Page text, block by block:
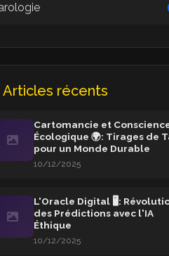
Articles récents
Cartomancie et
Écologique 🌍: Tirages de
pour un Monde Durable
10/12/2025
L'Oracle Digital 🖥️:
des Prédictions avec l'IA
Éthique
10/12/2025